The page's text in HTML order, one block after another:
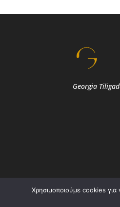
Georgia
Χρησιμοποιούμε cookies